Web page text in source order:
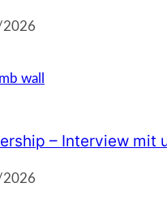
– Interview mit